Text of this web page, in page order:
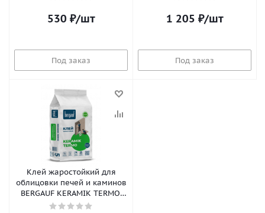
530 ₽/шт
Под заказ
1 205 ₽/шт
Под заказ
Клей жаростойкий для
облицовки печей и каминов
BERGAUF KERAMIK TERMO,
5кг